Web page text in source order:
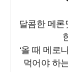
달콤한 메론
‘올 때 메로
먹어야 하